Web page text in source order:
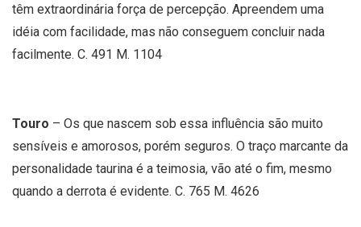
têm extraordinária força de percepção. Apreendem uma
idéia com facilidade, mas não conseguem concluir nada
facilmente. C. 491 M. 1104
Touro – Os que nascem sob essa influência são muito
sensíveis e amorosos, porém seguros. O traço marcante da
personalidade taurina é a teimosia, vão até o fim, mesmo
quando a derrota é evidente. C. 765 M. 4626